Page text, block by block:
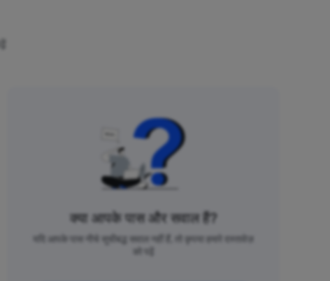
क्या आपके पास और सवाल हैं?
यदि आपके पास नीचे सूचीबद्ध सवाल नहीं हैं, तो कृपया हमारे दस्तावेज़